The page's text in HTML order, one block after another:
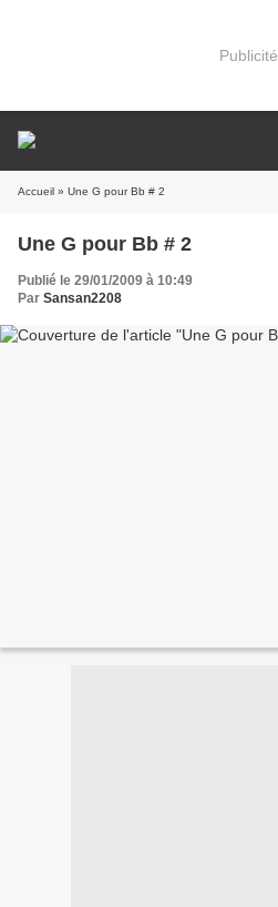
Publicité
Accueil » Une G pour Bb # 2
Une G pour Bb # 2
Publié le 29/01/2009 à 10:49
Par Sansan2208